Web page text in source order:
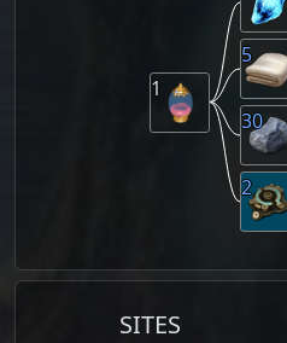
2
30
5
1
SITES